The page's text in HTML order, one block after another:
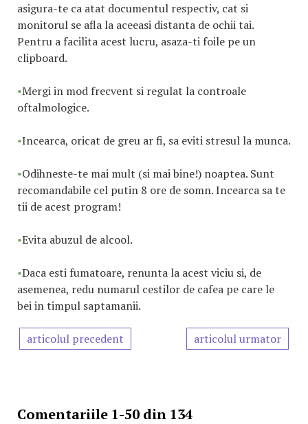
asigura-te ca atat documentul respectiv, cat si
monitorul se afla la aceeasi distanta de ochii tai.
Pentru a facilita acest lucru, asaza-ti foile pe un
clipboard.
•Mergi in mod frecvent si regulat la controale
oftalmologice.
•Incearca, oricat de greu ar fi, sa eviti stresul la munca.
•Odihneste-te mai mult (si mai bine!) noaptea. Sunt
recomandabile cel putin 8 ore de somn. Incearca sa te
tii de acest program!
•Evita abuzul de alcool.
•Daca esti fumatoare, renunta la acest viciu si, de
asemenea, redu numarul cestilor de cafea pe care le
bei in timpul saptamanii.
articolul precedent articolul urmator
Comentariile 1-50 din 134